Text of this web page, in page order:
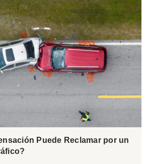
Puede Reclamar por un